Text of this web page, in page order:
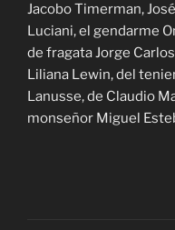
Jacobo Timerman,
Luciani, el gendarme
de fragata Jorge
Liliana Lewin, del
Lanusse, de Claudio
monseñor Miguel